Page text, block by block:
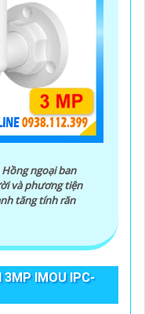
ngoại ban
và phương tiện
tăng tính răn
3MP IMOU IPC-